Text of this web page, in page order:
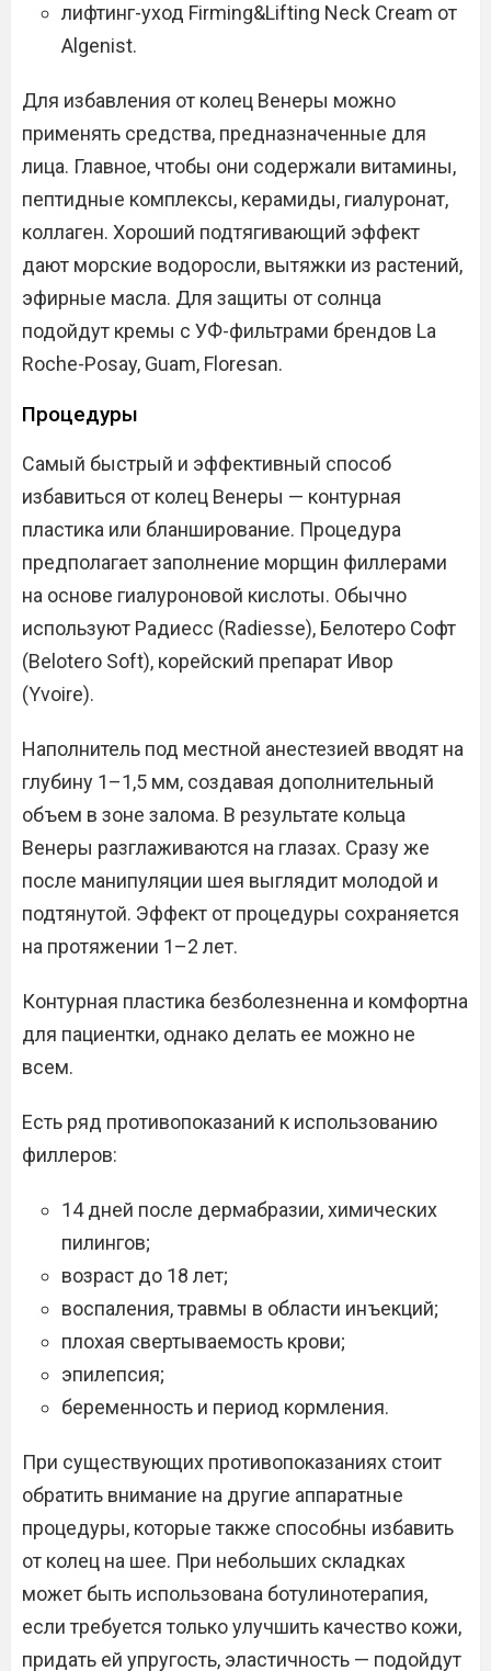
лифтинг-уход Firming&Lifting Neck Cream от
Algenist.
Для избавления от колец Венеры можно
применять средства, предназначенные для
лица. Главное, чтобы они содержали витамины,
пептидные комплексы, керамиды, гиалуронат,
коллаген. Хороший подтягивающий эффект
дают морские водоросли, вытяжки из растений,
эфирные масла. Для защиты от солнца
подойдут кремы с УФ-фильтрами брендов La
Roche-Posay, Guam, Floresan.
Процедуры
Самый быстрый и эффективный способ
избавиться от колец Венеры — контурная
пластика или бланширование. Процедура
предполагает заполнение морщин филлерами
на основе гиалуроновой кислоты. Обычно
используют Радиесс (Radiesse), Белотеро Софт
(Belotero Soft), корейский препарат Ивор
(Yvoire).
Наполнитель под местной анестезией вводят на
глубину 1–1,5 мм, создавая дополнительный
объем в зоне залома. В результате кольца
Венеры разглаживаются на глазах. Сразу же
после манипуляции шея выглядит молодой и
подтянутой. Эффект от процедуры сохраняется
на протяжении 1–2 лет.
Контурная пластика безболезненна и комфортна
для пациентки, однако делать ее можно не
всем.
Есть ряд противопоказаний к использованию
филлеров:
14 дней после дермабразии, химических
пилингов;
возраст до 18 лет;
воспаления, травмы в области инъекций;
плохая свертываемость крови;
эпилепсия;
беременность и период кормления.
При существующих противопоказаниях стоит
обратить внимание на другие аппаратные
процедуры, которые также способны избавить
от колец на шее. При небольших складках
может быть использована ботулинотерапия,
если требуется только улучшить качество кожи,
придать ей упругость, эластичность — подойдут